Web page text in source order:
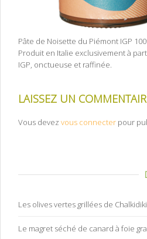
Pâte de Noisette du Piémont IGP
Produit en Italie exclusivement à
IGP, onctueuse et raffinée.
LAISSEZ UN
Vous devez vous connecter pour
Les olives vertes grillées de
Le magret séché de canard à foie